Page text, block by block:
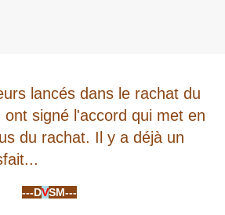
lancés dans le rachat du
signé l'accord qui met en
du rachat. Il y a déjà un
---DVSM---